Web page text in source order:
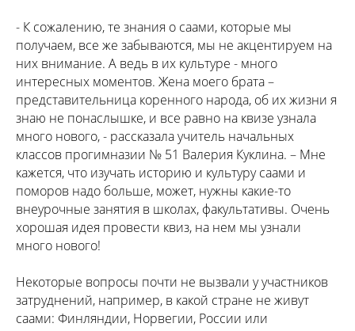
- К сожалению, те знания о саами, которые мы
получаем, все же забываются, мы не акцентируем на
них внимание. А ведь в их культуре - много
интересных моментов. Жена моего брата –
представительница коренного народа, об их жизни я
знаю не понаслышке, и все равно на квизе узнала
много нового, - рассказала учитель начальных
классов прогимназии № 51 Валерия Куклина. – Мне
кажется, что изучать историю и культуру саами и
поморов надо больше, может, нужны какие-то
внеурочные занятия в школах, факультативы. Очень
хорошая идея провести квиз, на нем мы узнали
много нового!
Некоторые вопросы почти не вызвали у участников
затруднений, например, в какой стране не живут
саами: Финляндии, Норвегии, России или